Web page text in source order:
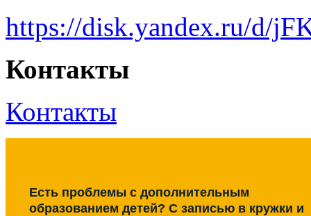
https://disk.yandex.ru/d/
Контакты
Контакты
Есть проблемы с дополнительным
образованием детей? С записью в кружки и